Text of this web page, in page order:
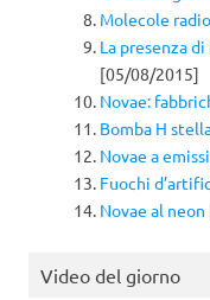
Molecole
La presenza
[05/08/2015]
Novae:
Bomba H
Novae a
Fuochi
Novae al neon
Video del giorno